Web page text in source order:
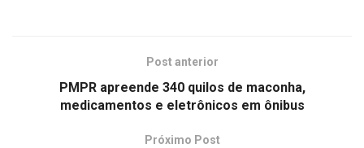
Post anterior
PMPR apreende 340 quilos de maconha,
medicamentos e eletrônicos em ônibus
Próximo Post